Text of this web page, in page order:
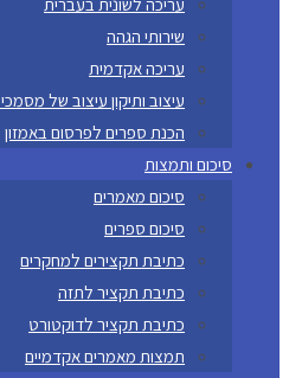
שירותי הגהה
עריכה אקדמית
עיצוב ותיקון עיצוב של מסמכי Word
הכנת ספרים לפרסום באמזון
סיכום ותמצות
סיכום מאמרים
סיכום ספרים
כתיבת תקצירים למחקרים
כתיבת תקציר לתזה
כתיבת תקציר לדוקטורט
תמצות מאמרים אקדמיים